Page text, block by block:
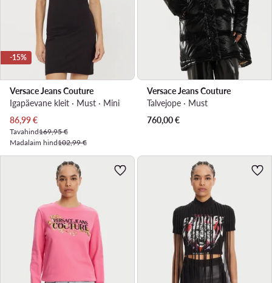
-15%
Versace Jeans Couture
Igapäevane kleit · Must · Mini
Praegune hind
86,99€
Tavahind169,95 €
Madalaim hind102,99 €
Versace Jeans Couture
Talvejope · Must
760,00€